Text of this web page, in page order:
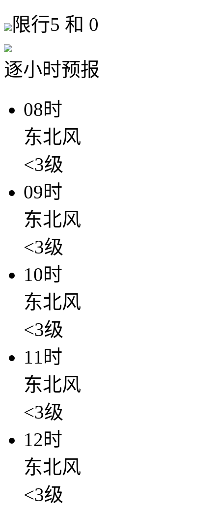
限行5 和 0
逐小时预报
08时
东北风
<3级
09时
东北风
<3级
10时
东北风
<3级
11时
东北风
<3级
12时
东北风
<3级